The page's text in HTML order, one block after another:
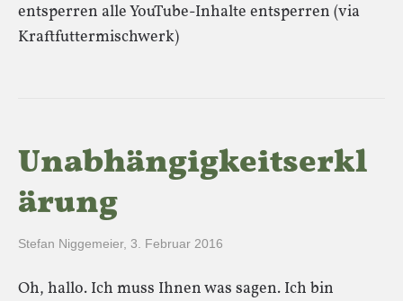
entsperren alle YouTube-Inhalte entsperren (via
Kraftfuttermischwerk)
Unabhängigkeitserkl
ärung
Stefan Niggemeier, 3. Februar 2016
Oh, hallo. Ich muss Ihnen was sagen. Ich bin